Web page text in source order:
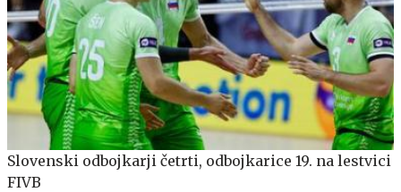
Slovenski odbojkarji četrti, odbojkarice 19. na lestvici
FIVB